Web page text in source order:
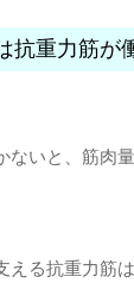
抗重力筋が
ないと、筋肉
える抗重力筋